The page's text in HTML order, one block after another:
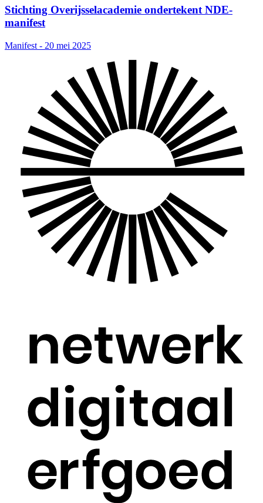
Stichting Overijsselacademie ondertekent NDE-
manifest
Manifest - 20 mei 2025